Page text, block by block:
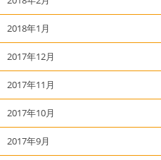
2018年1月
2017年12月
2017年11月
2017年10月
2017年9月